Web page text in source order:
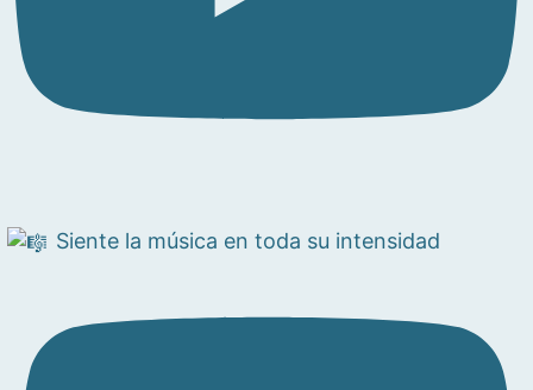
Siente la música en toda su intensidad